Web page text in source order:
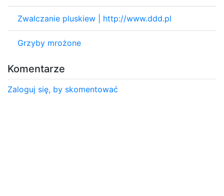
Zwalczanie pluskiew | http://www.ddd.pl
Grzyby mrożone
Komentarze
Zaloguj się, by skomentować